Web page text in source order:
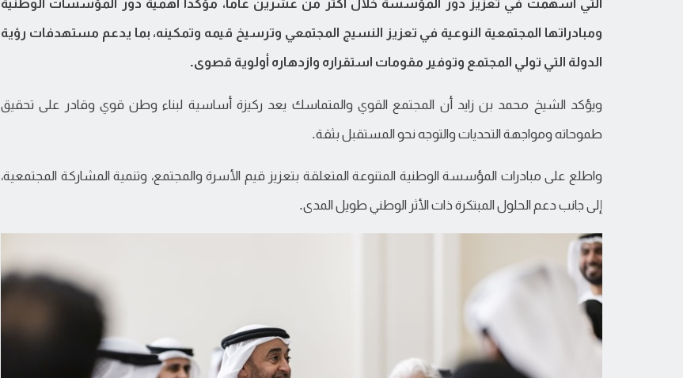
التي أسهمت في تعزيز دور المؤسسة خلال أكثر من عشرين عاماً، مؤكداً أهمية دور المؤسسات الوطنية
ومبادراتها المجتمعية النوعية في تعزيز النسيج المجتمعي وترسيخ قيمه وتمكينه، بما يدعم مستهدفات رؤية
الدولة التي تولي المجتمع وتوفير مقومات استقراره وازدهاره أولوية قصوى.
ويؤكد الشيخ محمد بن زايد أن المجتمع القوي والمتماسك يعد ركيزة أساسية لبناء وطن قوي وقادر على تحقيق
طموحاته ومواجهة التحديات والتوجه نحو المستقبل بثقة.
واطلع على مبادرات المؤسسة الوطنية المتنوعة المتعلقة بتعزيز قيم الأسرة والمجتمع، وتنمية المشاركة المجتمعية،
إلى جانب دعم الحلول المبتكرة ذات الأثر الوطني طويل المدى.